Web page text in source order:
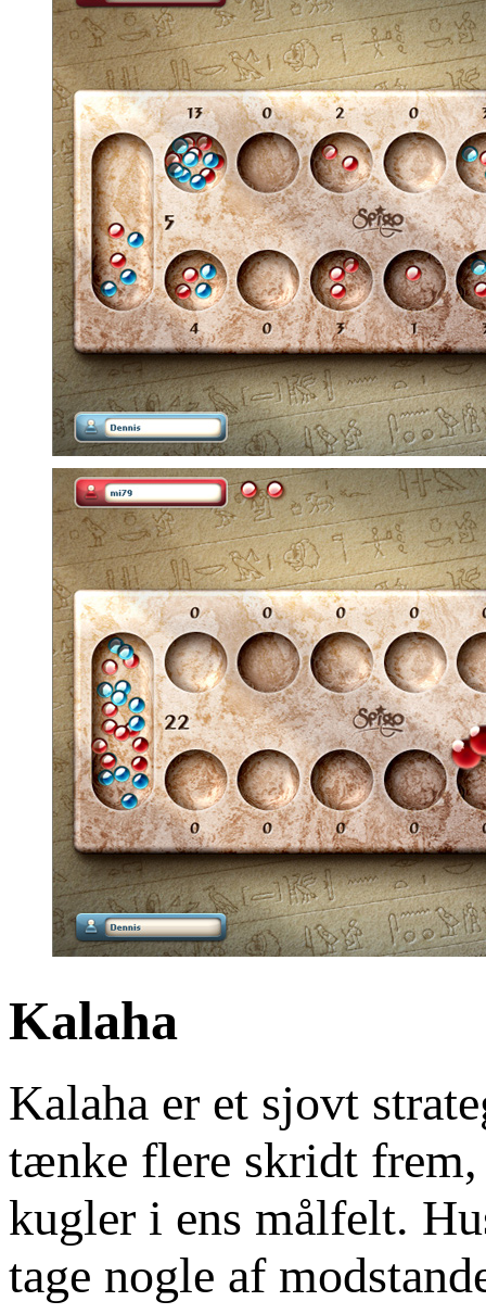
Kalaha
Kalaha er et sjovt
tænke flere skridt frem,
kugler i ens målfelt.
tage nogle af